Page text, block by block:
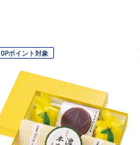
OPポイント対象